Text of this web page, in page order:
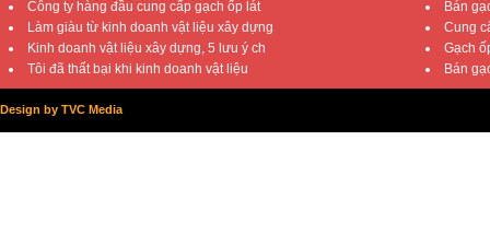
Công ty hàng đầu cung cấp gạch ốp lát
Làm giàu từ kinh doanh vật liệu xây dựng
Kinh doanh vật liệu xây dựng, 5 lưu ý ch
Tôi đã thất bại khi kinh doanh vật liệu
Bán
Cung
Gạch
Bán
Design by TVC Media